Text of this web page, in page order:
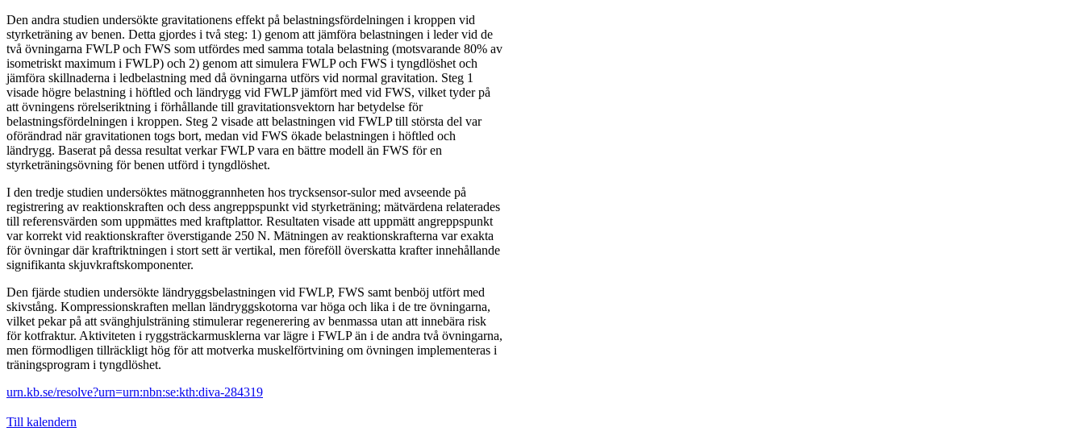
Den andra studien undersökte gravitationens effekt på belastningsfördelningen i kroppen vid
styrketräning av benen. Detta gjordes i två steg: 1) genom att jämföra belastningen i leder vid de
två övningarna FWLP och FWS som utfördes med samma totala belastning (motsvarande 80% av
isometriskt maximum i FWLP) och 2) genom att simulera FWLP och FWS i tyngdlöshet och
jämföra skillnaderna i ledbelastning med då övningarna utförs vid normal gravitation. Steg 1
visade högre belastning i höftled och ländrygg vid FWLP jämfört med vid FWS, vilket tyder på
att övningens rörelseriktning i förhållande till gravitationsvektorn har betydelse för
belastningsfördelningen i kroppen. Steg 2 visade att belastningen vid FWLP till största del var
oförändrad när gravitationen togs bort, medan vid FWS ökade belastningen i höftled och
ländrygg. Baserat på dessa resultat verkar FWLP vara en bättre modell än FWS för en
styrketräningsövning för benen utförd i tyngdlöshet.
I den tredje studien undersöktes mätnoggrannheten hos trycksensor-sulor med avseende på
registrering av reaktionskraften och dess angreppspunkt vid styrketräning; mätvärdena relaterades
till referensvärden som uppmättes med kraftplattor. Resultaten visade att uppmätt angreppspunkt
var korrekt vid reaktionskrafter överstigande 250 N. Mätningen av reaktionskrafterna var exakta
för övningar där kraftriktningen i stort sett är vertikal, men föreföll överskatta krafter innehållande
signifikanta skjuvkraftskomponenter.
Den fjärde studien undersökte ländryggsbelastningen vid FWLP, FWS samt benböj utfört med
skivstång. Kompressionskraften mellan ländryggskotorna var höga och lika i de tre övningarna,
vilket pekar på att svänghjulsträning stimulerar regenerering av benmassa utan att innebära risk
för kotfraktur. Aktiviteten i ryggsträckarmusklerna var lägre i FWLP än i de andra två övningarna,
men förmodligen tillräckligt hög för att motverka muskelförtvining om övningen implementeras i
träningsprogram i tyngdlöshet.
urn.kb.se/resolve?urn=urn:nbn:se:kth:diva-284319
Till kalendern